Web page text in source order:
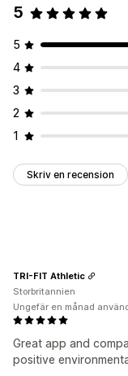
5
5
4
3
2
1
Skriv en recension
Great app and
positive
TRI-FIT Athletic
Storbritannien
Ungefär en månad